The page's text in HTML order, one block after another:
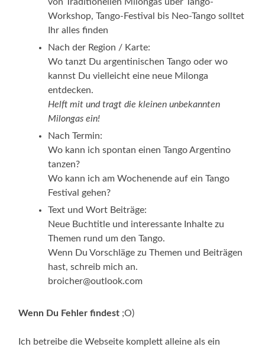
Workshop, Tango-Festival bis Neo-Tango solltet
Ihr alles finden
Nach der Region / Karte:
Wo tanzt Du argentinischen Tango oder wo
kannst Du vielleicht eine neue Milonga
entdecken.
Helft mit und tragt die kleinen unbekannten
Milongas ein!
Nach Termin:
Wo kann ich spontan einen Tango Argentino
tanzen?
Wo kann ich am Wochenende auf ein Tango
Festival gehen?
Text und Wort Beiträge:
Neue Buchtitle und interessante Inhalte zu
Themen rund um den Tango.
Wenn Du Vorschläge zu Themen und Beiträgen
hast, schreib mich an.
broicher@outlook.com
Wenn Du Fehler findest ;O)
Ich betreibe die Webseite komplett alleine als ein